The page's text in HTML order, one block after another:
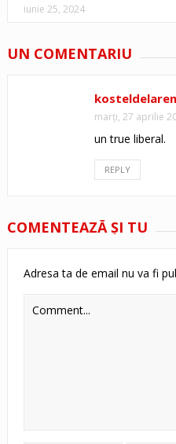
iunie 25, 2024
UN COMENTARIU
marți, 27 aprilie
un true liberal.
REPLY
COMENTEAZĂ ŞI TU
Adresa ta de email nu va fi